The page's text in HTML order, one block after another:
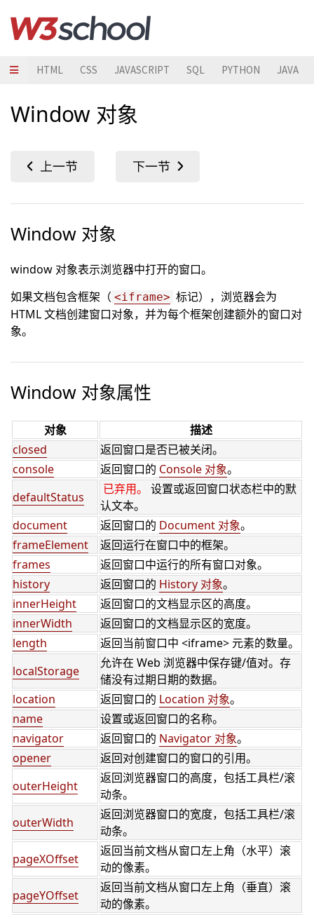
HTML CSS JAVASCRIPT SQL PYTHON JAVA
Window 对象
Window 对象
window 对象表示浏览器中打开的窗口。
如果文档包含框架（ <iframe> 标记），浏览器会为
HTML 文档创建窗口对象，并为每个框架创建额外的窗口对
象。
Window 对象属性
对象
描述
closed
返回窗口是否已被关闭。
console
返回窗口的 Console 对象。
defaultStatus
已弃用。
设置或返回窗口状态栏中的默
认文本。
document
返回窗口的 Document 对象。
frameElement
返回运行在窗口中的框架。
frames
返回窗口中运行的所有窗口对象。
history
返回窗口的 History 对象。
innerHeight
返回窗口的文档显示区的高度。
innerWidth
返回窗口的文档显示区的宽度。
length
返回当前窗口中 <iframe> 元素的数量。
localStorage
允许在 Web 浏览器中保存键/值对。存
储没有过期日期的数据。
location
返回窗口的 Location 对象。
name
设置或返回窗口的名称。
navigator
返回窗口的 Navigator 对象。
opener
返回对创建窗口的窗口的引用。
outerHeight
返回浏览器窗口的高度，包括工具栏/滚
动条。
outerWidth
返回浏览器窗口的宽度，包括工具栏/滚
动条。
pageXOffset
返回当前文档从窗口左上角（水平）滚
动的像素。
pageYOffset
返回当前文档从窗口左上角（垂直）滚
动的像素。